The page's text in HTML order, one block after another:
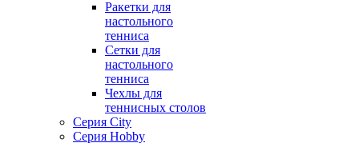
Ракетки для
настольного
тенниса
Сетки для
настольного
тенниса
Чехлы для
теннисных столов
Серия City
Серия Hobby